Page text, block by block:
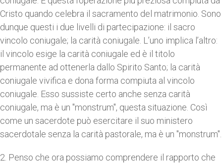
Cristo quando celebra il sacramento del matrimonio. Sono
dunque questi i due livelli di partecipazione: il sacro
vincolo coniugale; la carità coniugale. L’uno implica l’altro:
il vincolo esige la carità coniugale ed è il titolo
permanente ad ottenerla dallo Spirito Santo; la carità
coniugale vivifica e dona forma compiuta al vincolo
coniugale. Esso sussiste certo anche senza carità
coniugale, ma è un "monstrum", questa situazione. Così
come un sacerdote può esercitare il suo ministero
sacerdotale senza la carità pastorale, ma è un "monstrum".
2. Penso che ora possiamo comprendere il rapporto che